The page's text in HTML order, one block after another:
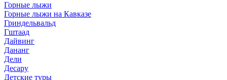
Горные лыжи
Горные лыжи на Кавказе
Гриндельвальд
Гштаад
Дайвинг
Дананг
Дели
Десару
Детские туры